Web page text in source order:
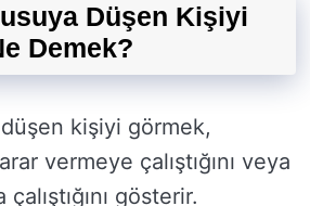
Düşen Kişiyi
Demek?
kişiyi görmek,
vermeye çalıştığını veya
gösterir.